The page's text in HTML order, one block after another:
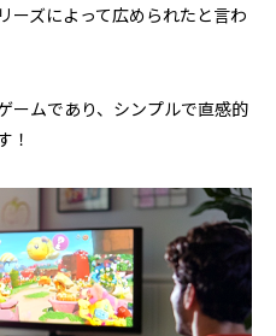
ーズによって広められたと言わ
ームであり、シンプルで直感的
！